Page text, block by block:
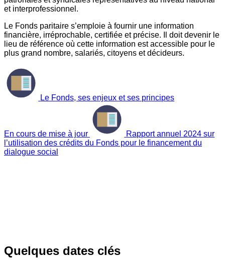
et interprofessionnel.
Le Fonds paritaire s’emploie à fournir une information
financière, irréprochable, certifiée et précise. Il doit devenir le
lieu de référence où cette information est accessible pour le
plus grand nombre, salariés, citoyens et décideurs.
Le Fonds, ses enjeux et ses principes
En cours de mise à jour
Rapport annuel 2024 sur
l’utilisation des crédits du Fonds pour le financement du
dialogue social
Quelques dates clés